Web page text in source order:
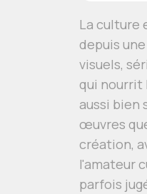
La culture
depuis
visuels,
qui nourrit
aussi bien
œuvres
création,
l'amateur
parfois